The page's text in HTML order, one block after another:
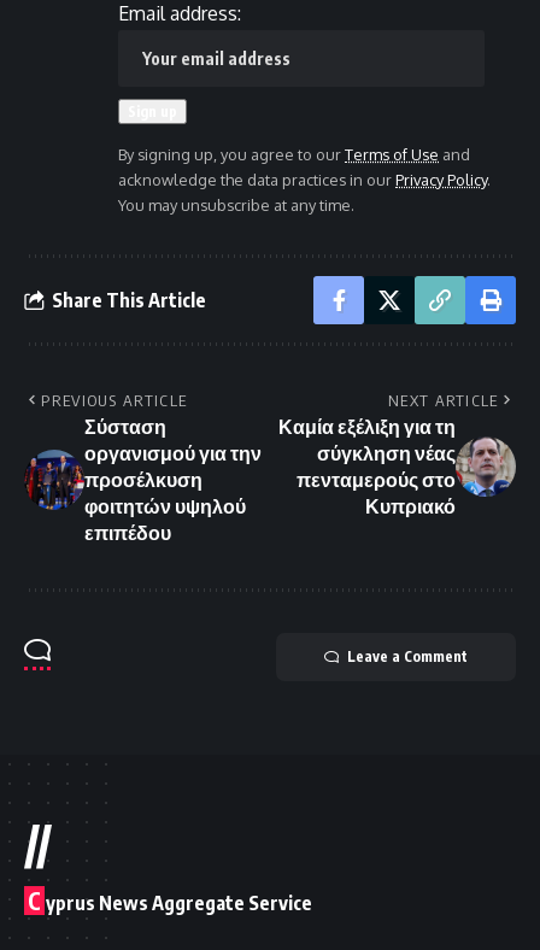
Email address:
By signing up, you agree to ourTerms of Use and
acknowledge the data practices in ourPrivacy Policy.
You may unsubscribe at any time.
Share This Article
PREVIOUS ARTICLE
Σύσταση
οργανισμού για την
προσέλκυση
φοιτητών υψηλού
επιπέδου
NEXT ARTICLE
Καμία εξέλιξη για τη
σύγκληση νέας
πενταμερούς στο
Κυπριακό
Leave a Comment
//
C yprus News Aggregate Service